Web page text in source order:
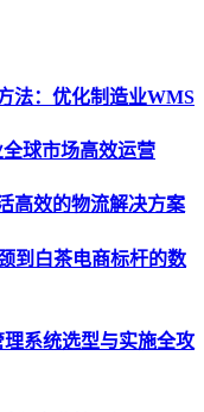
法：优化制造业WMS
球市场高效运营
高效的物流解决方案
到白茶电商标杆的数
系统选型与实施全攻